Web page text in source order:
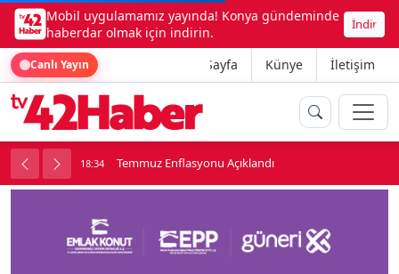
Mobil uygulamamız yayında! Konya gündeminde
haberdar olmak için indirin.
İndir
Canlı Yayın Ana Sayfa Künye İletişim
18:34 Temmuz Enflasyonu Açıklandı